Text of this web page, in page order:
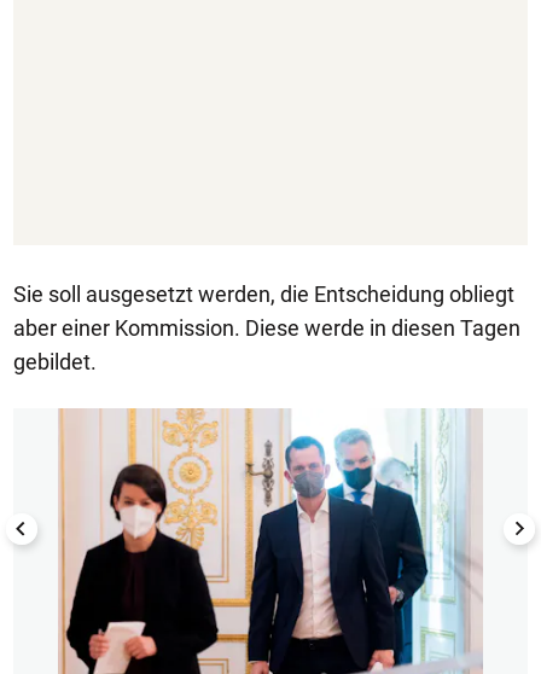
Sie soll ausgesetzt werden, die Entscheidung obliegt
aber einer Kommission. Diese werde in diesen Tagen
gebildet.
1/7